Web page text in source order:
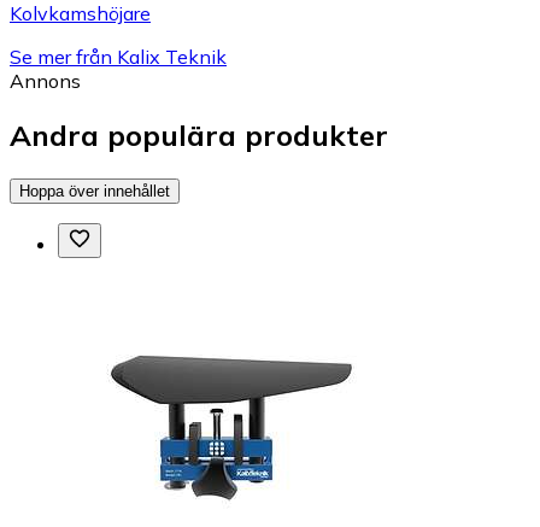
Kolvkamshöjare
Se mer från Kalix Teknik
Annons
Andra populära produkter
Hoppa över innehållet